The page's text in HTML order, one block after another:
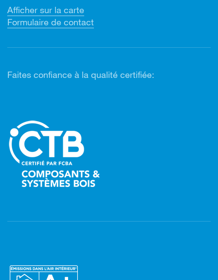
Afficher sur la carte
Formulaire de contact
Faites confiance à la qualité certifiée: